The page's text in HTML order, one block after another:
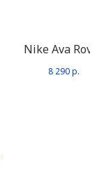
Nike Ava Rover
8 290 р.